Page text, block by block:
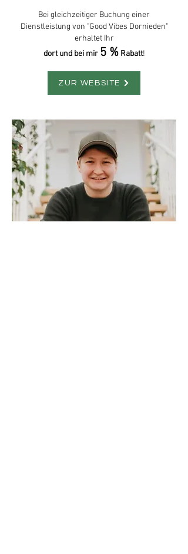
Bei gleichzeitiger Buchung einer
Dienstleistung von "Good Vibes Dornieden"
erhaltet Ihr
dort und bei mir 5 %Rabatt!
ZUR WEBSITE